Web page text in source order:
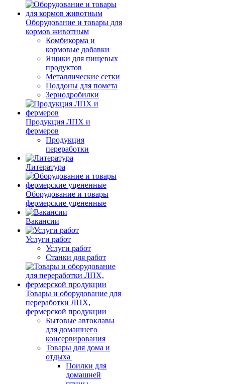
Оборудование и товары для
кормов животным
Комбикорма и
кормовые добавки
Ящики для пищевых
продуктов
Металлические сетки
Поддоны для помета
Зернодробилки
Продукция ЛПХ и
фермеров
Продукция
переработки
Литература
Оборудование и товары
фермерские уцененные
Вакансии
Услуги работ
Услуги работ
Станки для работ
Товары и оборудование для
переработки ЛПХ,
фермерской продукции
Бытовые автоклавы
для домашнего
консервирования
Товары для дома и
отдыха
Поилки для
домашней